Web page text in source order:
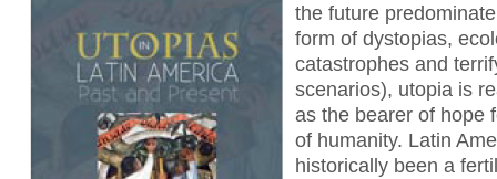
the future
form of dystopias,
catastrophes and
scenarios), utopia is
as the bearer of hope
of humanity. Latin
historically been a